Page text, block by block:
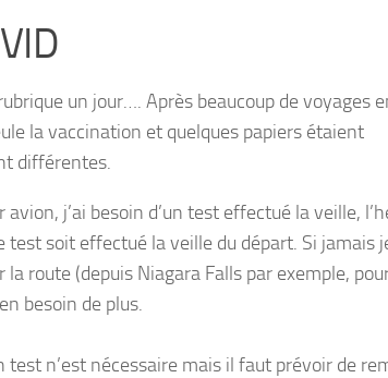
un jour…. Après beaucoup de voyages
la vaccination et quelques papiers étaient
différentes.
j’ai besoin d’un test effectué la veille,
soit effectué la veille du départ. Si jamais
route (depuis Niagara Falls par exemple,
besoin de plus.
test n’est nécessaire mais il faut prévoir de